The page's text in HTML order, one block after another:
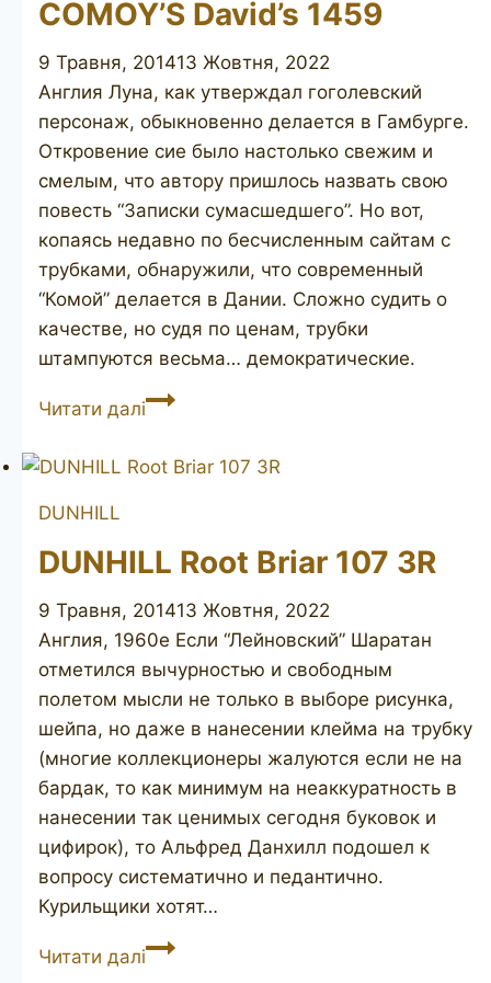
COMOY’S David’s 1459
9 Травня, 201413 Жовтня, 2022
Англия Луна, как утверждал гоголевский
персонаж, обыкновенно делается в Гамбурге.
Откровение сие было настолько свежим и
смелым, что автору пришлось назвать свою
повесть “Записки сумасшедшего”. Но вот,
копаясь недавно по бесчисленным сайтам с
трубками, обнаружили, что современный
“Комой” делается в Дании. Сложно судить о
качестве, но судя по ценам, трубки
штампуются весьма… демократические.
Читати даліCOMOY’S
1459
DUNHILL
DUNHILL Root Briar 107 3R
9 Травня, 201413 Жовтня, 2022
Англия, 1960е Если “Лейновский” Шаратан
отметился вычурностью и свободным
полетом мысли не только в выборе рисунка,
шейпа, но даже в нанесении клейма на трубку
(многие коллекционеры жалуются если не на
бардак, то как минимум на неаккуратность в
нанесении так ценимых сегодня буковок и
цифирок), то Альфред Данхилл подошел к
вопросу систематично и педантично.
Курильщики хотят…
Читати даліDUNHILL